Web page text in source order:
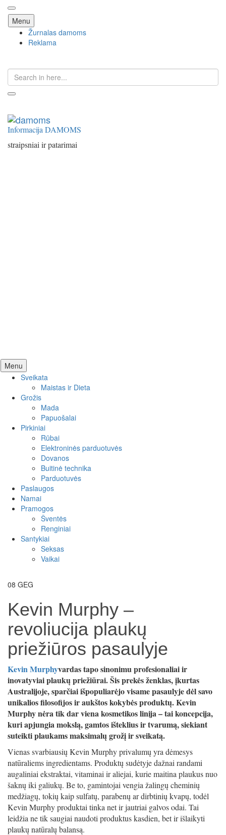
Menu Skip
to
content
Žurnalas damoms
Reklama
Search
for:
Informacija DAMOMS
straipsniai ir patarimai
Menu Skip
to
content
Sveikata
Maistas ir Dieta
Grožis
Mada
Papuošalai
Pirkiniai
Rūbai
Elektroninės parduotuvės
Dovanos
Buitinė technika
Parduotuvės
Paslaugos
Namai
Pramogos
Šventės
Renginiai
Santykiai
Seksas
Vaikai
08 GEG
Kevin Murphy –
revoliucija plaukų
priežiūros pasaulyje
KevinMurphyvardas tapo sinonimu profesionaliai ir
inovatyviai plaukų priežiūrai. Šis prekės ženklas, įkurtas
Australijoje, sparčiai išpopuliarėjo visame pasaulyje dėl savo
unikalios filosofijos ir aukštos kokybės produktų. Kevin
Murphy nėra tik dar viena kosmetikos linija – tai koncepcija,
kuri apjungia mokslą, gamtos išteklius ir tvarumą, siekiant
suteikti plaukams maksimalų grožį ir sveikatą.
Vienas svarbiausių Kevin Murphy privalumų yra dėmesys
natūraliems ingredientams. Produktų sudėtyje dažnai randami
augaliniai ekstraktai, vitaminai ir aliejai, kurie maitina plaukus nuo
šaknų iki galiukų. Be to, gamintojai vengia žalingų cheminių
medžiagų, tokių kaip sulfatų, parabenų ar dirbtinių kvapų, todėl
Kevin Murphy produktai tinka net ir jautriai galvos odai. Tai
leidžia ne tik saugiai naudoti produktus kasdien, bet ir išlaikyti
plaukų natūralų balansą.